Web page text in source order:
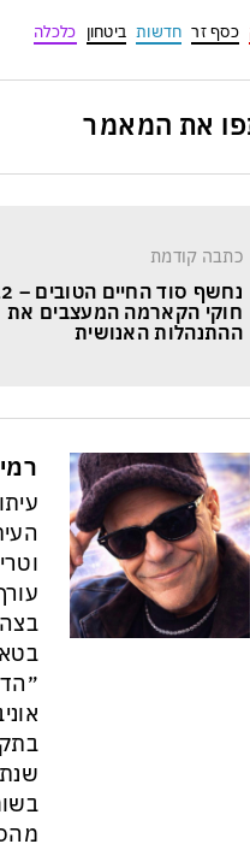
כסף זר חדשות ביטחון כלכלה
את המאמר
כתבה קודמת
חוקי הקארמה המעצבים את
ההתנהלות האנושית